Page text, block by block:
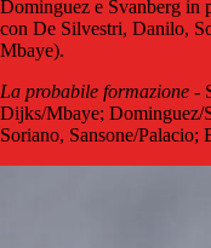
Dominguez e Svanberg in
con De Silvestri, Danilo,
Mbaye).
La probabile formazione -
Dijks/Mbaye; Dominguez/
Soriano, Sansone/Palacio;